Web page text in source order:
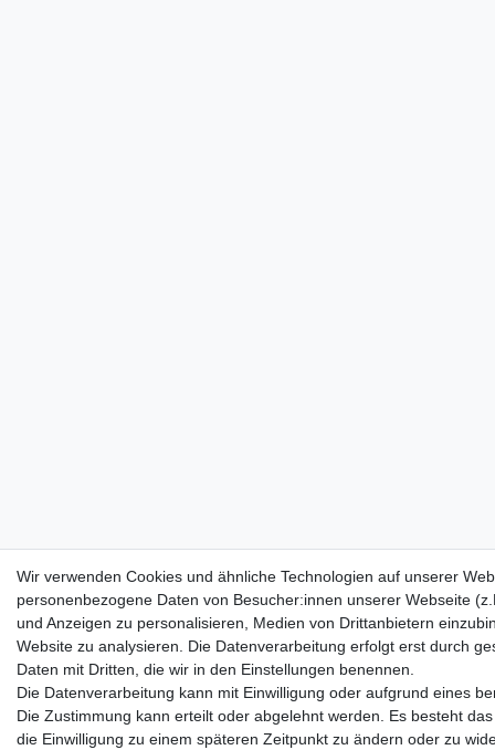
Wir verwenden Cookies und ähnliche Technologien auf unserer
personenbezogene Daten von Besucher:innen unserer Webseite
und Anzeigen zu personalisieren, Medien von Drittanbietern
Website zu analysieren. Die Datenverarbeitung erfolgt erst durch
Daten mit Dritten, die wir in den Einstellungen benennen.
Die Datenverarbeitung kann mit Einwilligung oder aufgrund eines
Die Zustimmung kann erteilt oder abgelehnt werden. Es besteht
die Einwilligung zu einem späteren Zeitpunkt zu ändern oder zu